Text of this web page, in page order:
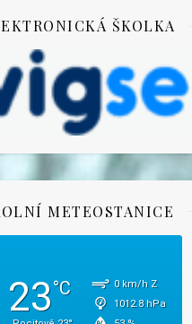
ŠKOLKA
METEOSTANICE